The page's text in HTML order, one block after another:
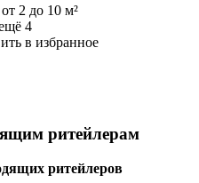
от 2 до 10 м²
4
в избранное
ритейлерам
ритейлеров